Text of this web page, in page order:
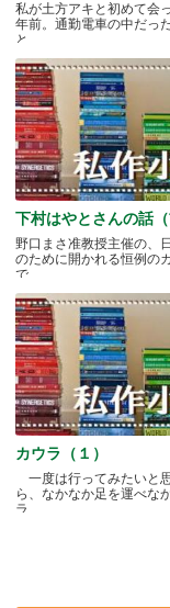
私が土方アキと初めて会
年前。通勤電車の中だっ
と.....
下村はやとさんの話（
野口まさ准教授主催の、
のために開かれる恒例の
で.....
カウラ（１）
一度は行ってみたいと
ら、なかなか足を運べな
ラ.....